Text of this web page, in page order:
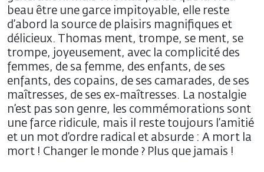
beau être une garce impitoyable, elle reste
d’abord la source de plaisirs magnifiques et
délicieux. Thomas ment, trompe, se ment, se
trompe, joyeusement, avec la complicité des
femmes, de sa femme, des enfants, de ses
enfants, des copains, de ses camarades, de ses
maîtresses, de ses ex-maîtresses. La nostalgie
n’est pas son genre, les commémorations sont
une farce ridicule, mais il reste toujours l’amitié
et un mot d’ordre radical et absurde : A mort la
mort ! Changer le monde ? Plus que jamais !